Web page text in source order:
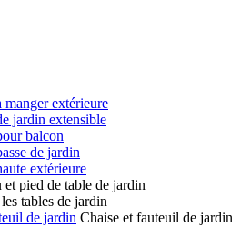
manger extérieure
jardin extensible
balcon
de jardin
extérieure
et pied de table de jardin
tables de jardin
de jardin Chaise et fauteuil de jardin